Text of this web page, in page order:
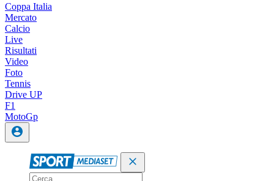
Coppa Italia
Mercato
Calcio
Live
Risultati
Video
Foto
Tennis
Drive UP
F1
MotoGp